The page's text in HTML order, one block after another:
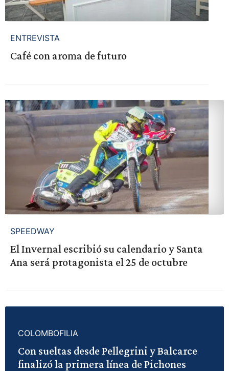
ENTREVISTA
Café con aroma de futuro
SPEEDWAY
El Invernal escribió su calendario y Santa
Ana será protagonista el 25 de octubre
COLOMBOFILIA
Con sueltas desde Pellegrini y Balcarce
finalizó la primera línea de Pichones